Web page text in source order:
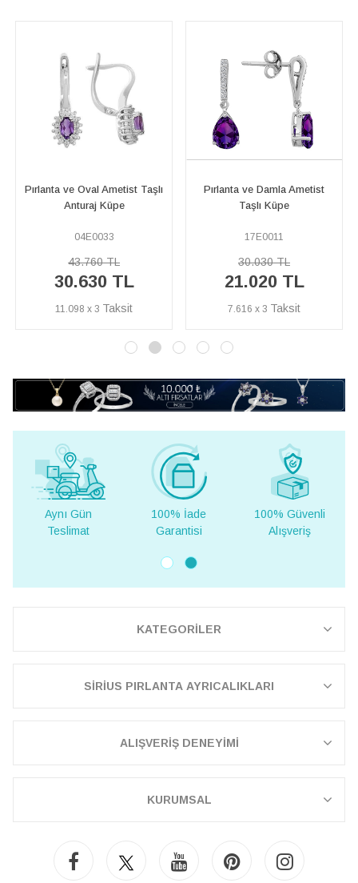
Ametist Taşlı
Pırlanta ve Damla Ametist
21.020 TL
7.616 x 3
Pırlanta ve Yakut
%40
İNDİRİM
8.091 x 3
Aynı Gün
Teslimat
100% İade
Garantisi
100% Güvenli
Alışveriş
KATEGORİLER
SİRİUS PIRLANTA AYRICALIKLARI
ALIŞVERİŞ DENEYİMİ
KURUMSAL